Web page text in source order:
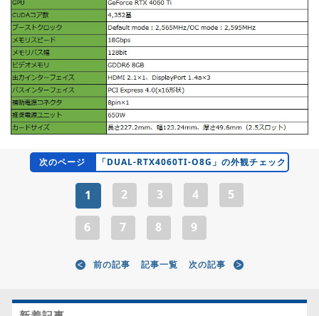
次のページ 「DUAL-RTX4060TI-O8G」の外観チェック
1 2 3 4 5
6 7 8 9
前の記事 記事一覧 次の記事